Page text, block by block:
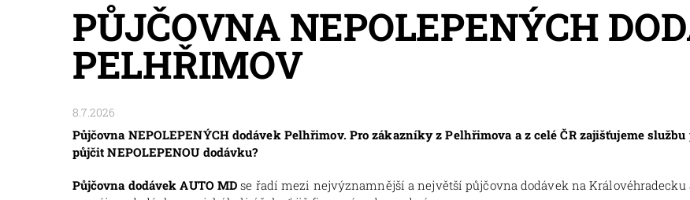
PŮJČOVNA NEPOLEPENÝCH
PELHŘIMOV
8.7.2026
Půjčovna NEPOLEPENÝCH dodávek Pelhřimov. Pro zákazníky z Pelhřimova a z celé ČR zajišťujeme
půjčit NEPOLEPENOU dodávku?
Půjčovna dodávek AUTO MDse řadí mezi nejvýznamnější a největší půjčovna dodávek na